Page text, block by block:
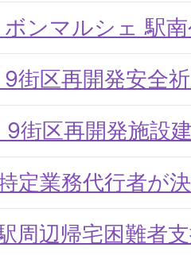
ボンマルシェ 駅
9街区再開発安全
9街区再開発施設
定業務代行者が
周辺帰宅困難者